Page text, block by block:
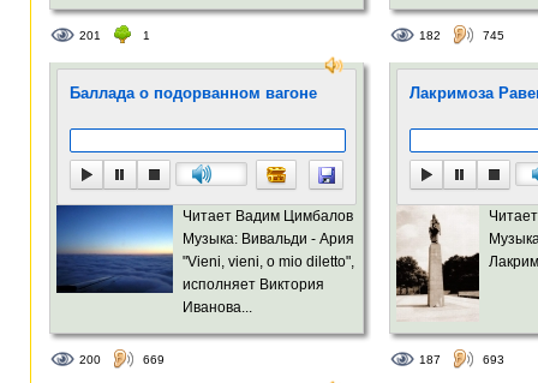
201 1 182 745
Баллада о подорванном вагоне
Читает Вадим Цимбалов
Музыка: Вивальди - Ария
"Vieni, vieni, o mio diletto",
исполняет Виктория
Иванова...
200 669
Лакримоза
187 693